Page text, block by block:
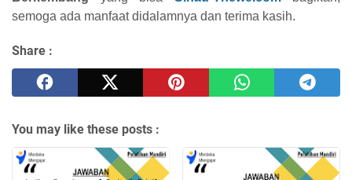
semoga ada manfaat didalamnya dan terima kasih.
Share :
You may like these posts :